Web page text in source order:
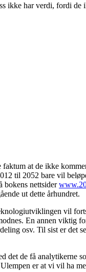
har verdi, fordi
at de ikke
til 2052 bare vil
bokens nettsider
ut dette århundret.
vil
En annen viktig
osv. Til sist er
de få analytikerne
er at vi vil ha